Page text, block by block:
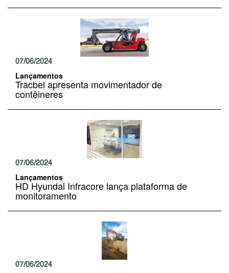
07/06/2024
Lançamentos
Tracbel apresenta movimentador de
contêineres
07/06/2024
Lançamentos
HD Hyundai Infracore lança plataforma de
monitoramento
07/06/2024